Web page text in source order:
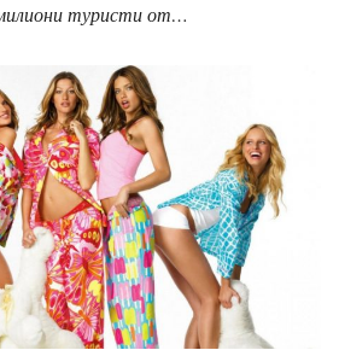
туристи от…